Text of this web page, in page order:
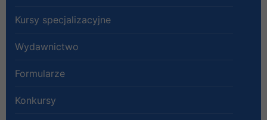
Kursy specjalizacyjne
Wydawnictwo
Formularze
Konkursy